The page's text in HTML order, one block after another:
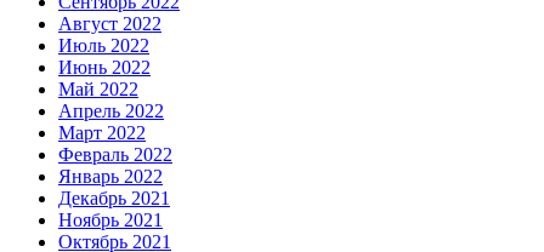
Август 2022
Июль 2022
Июнь 2022
Май 2022
Апрель 2022
Март 2022
Февраль 2022
Январь 2022
Декабрь 2021
Ноябрь 2021
Октябрь 2021